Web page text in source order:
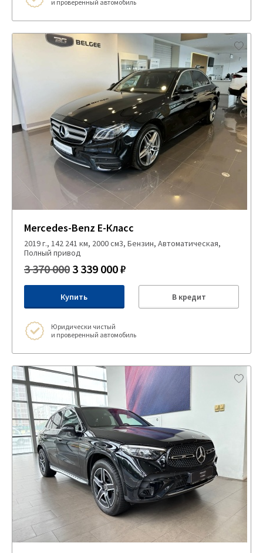
и проверенный автомобиль
Mercedes-Benz E-Класс
2019 г., 142 241 км, 2000 см3, Бензин, Автоматическая,
Полный привод
3 370 000 3 339 000 ₽
Купить В кредит
Юридически чистый
и проверенный автомобиль